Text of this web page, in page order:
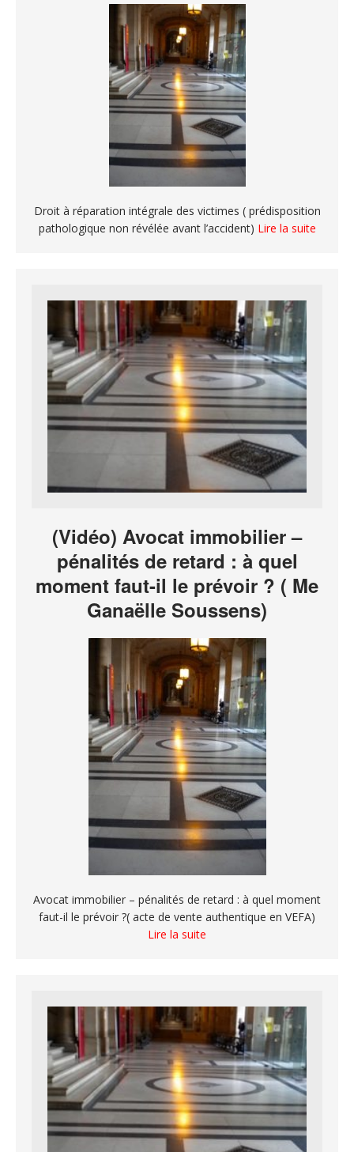
Droit à réparation intégrale des victimes ( prédisposition
pathologique non révélée avant l’accident) Lire la suite
(Vidéo) Avocat immobilier –
pénalités de retard : à quel
moment faut-il le prévoir ? ( Me
Ganaëlle Soussens)
Avocat immobilier – pénalités de retard : à quel moment
faut-il le prévoir ?( acte de vente authentique en VEFA)
Lire la suite